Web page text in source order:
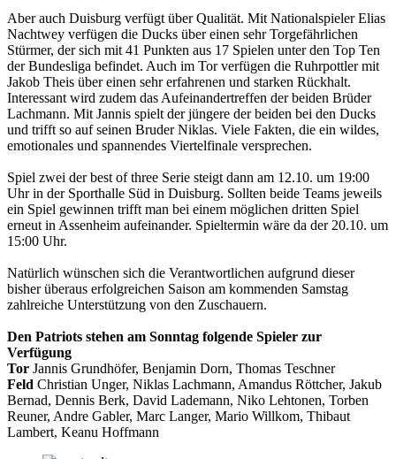
Aber auch Duisburg verfügt über Qualität. Mit Nationalspieler Elias
Nachtwey verfügen die Ducks über einen sehr Torgefährlichen
Stürmer, der sich mit 41 Punkten aus 17 Spielen unter den Top Ten
der Bundesliga befindet. Auch im Tor verfügen die Ruhrpottler mit
Jakob Theis über einen sehr erfahrenen und starken Rückhalt.
Interessant wird zudem das Aufeinandertreffen der beiden Brüder
Lachmann. Mit Jannis spielt der jüngere der beiden bei den Ducks
und trifft so auf seinen Bruder Niklas. Viele Fakten, die ein wildes,
emotionales und spannendes Viertelfinale versprechen.
Spiel zwei der best of three Serie steigt dann am 12.10. um 19:00
Uhr in der Sporthalle Süd in Duisburg. Sollten beide Teams jeweils
ein Spiel gewinnen trifft man bei einem möglichen dritten Spiel
erneut in Assenheim aufeinander. Spieltermin wäre da der 20.10. um
15:00 Uhr.
Natürlich wünschen sich die Verantwortlichen aufgrund dieser
bisher überaus erfolgreichen Saison am kommenden Samstag
zahlreiche Unterstützung von den Zuschauern.
Den Patriots stehen am Sonntag folgende Spieler zur
Verfügung
Tor Jannis Grundhöfer, Benjamin Dorn, Thomas Teschner
Feld Christian Unger, Niklas Lachmann, Amandus Röttcher, Jakub
Bernad, Dennis Berk, David Lademann, Niko Lehtonen, Torben
Reuner, Andre Gabler, Marc Langer, Mario Willkom, Thibaut
Lambert, Keanu Hoffmann